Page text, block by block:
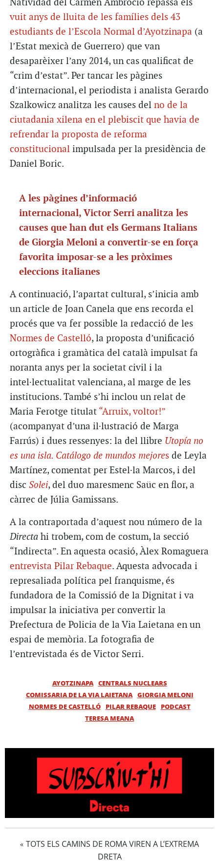
Natividad del Carmen Ambrocio repassa els
vuit anys de lluita de les famílies dels 43
estudiants de l’Escola Normal d’Ayotzinapa (a
l’Estat mexicà de Guerrero) que van
desaparèixer l’any 2014, un cas qualificat de
“crim d’estat”. Per tancar les pàgines
d’internacional, el periodista i analista Gerardo
Szalkowicz analitza les causes del no de la
ciutadania xilena en el plebiscit que havia de
refrendar la proposta de reforma
constitucional impulsada per la presidència de
Daniel Boric.
A les pàgines d’informació
internacional, Victor Serri analitza les
causes que han dut els Germans Italians
de Giorgia Meloni a convertir-se en força
favorita imposar-se a les pròximes
eleccions italianes
A continuació, l’apartat cultural, s’inicia amb
un article de Joan Canela que ens recorda el
procés que va fer possible la redacció de les
Normes de Castelló, la proposta d’unificació
ortogràfica i gramàtica del català impulsat fa
noranta anys per la societat civil i la
intel·lectualitat valenciana, al marge de les
institucions. També s’hi inclou un relat de
Maria Ferotge titulat “Arruix, voltor!”
(acompanyat d’una il·lustració de Marga
Farrús) i dues ressenyes: la del llibre Utopía no
es una isla. Catálogo de mundos mejores de Leyla
Martínez, comentat per Estel·la Marcos, i del
disc Solei, del duo maresmenc Saüc en flor, a
càrrec de Júlia Gamissans.
A la contraportada d’aquest nou número de la
Directa hi trobem, com de costum, la secció
“Indirecta”. En aquesta ocasió, Àlex Romaguera
entrevista Pilar Rebaque. Aquesta advocada i
represaliada política pel franquisme, és
fundadora de la Comissió de la Dignitat i va
impulsar la iniciativa per convertir la
Prefectura de Policia de la Via Laietana en un
espai de memòria. La fotografia de
l’entrevistada és de Victor Serri.
AYOTZINAPA CENTRALS NUCLEARS
COMISSARIA DE LA VIA LAIETANA GIORGIA MELONI
NORMES DE CASTELLÓ
PILAR REBAQUE
PODCAST
TERESA MEANA
« TOTS ELS CAMINS DE ROMA VIREN A L’EXTREMA
DRETA